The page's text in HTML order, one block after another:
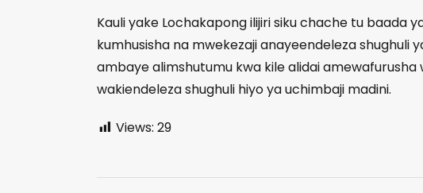
Kauli yake Lochakapong ilijiri siku chache tu baada
kumhusisha na mwekezaji anayeendeleza shughuli
ambaye alimshutumu kwa kile alidai
wakiendeleza shughuli hiyo ya uchimbaji madini.
Views: 29